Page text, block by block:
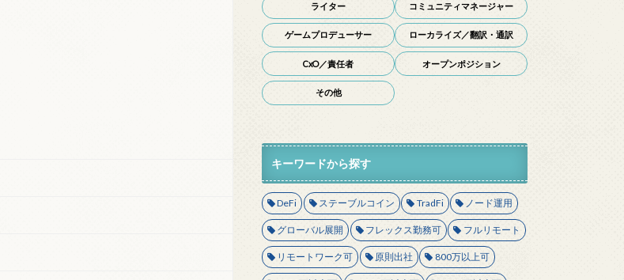
ライター コミュニティマネージャー
ゲームプロデューサー ローカライズ／翻訳・通訳
CxO／責任者 オープンポジション
その他
キーワードから探す
DeFi ステーブルコイン TradFi ノード運用
グローバル展開 フレックス勤務可 フルリモート
リモートワーク可 原則出社 800万以上可